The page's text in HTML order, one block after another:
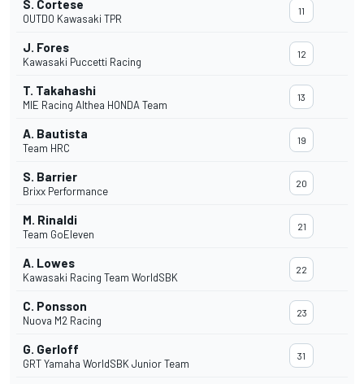
S. Cortese
OUTDO Kawasaki TPR
11
J. Fores
Kawasaki Puccetti Racing
12
T. Takahashi
MIE Racing Althea HONDA Team
13
A. Bautista
Team HRC
19
S. Barrier
Brixx Performance
20
M. Rinaldi
Team GoEleven
21
A. Lowes
Kawasaki Racing Team WorldSBK
22
C. Ponsson
Nuova M2 Racing
23
G. Gerloff
GRT Yamaha WorldSBK Junior Team
31